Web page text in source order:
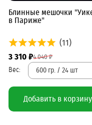
Блинные мешочки
в Париже"
(11)
4 040 ₽
3 310 ₽
600 гр. / 24 шт
Добавить в корзину